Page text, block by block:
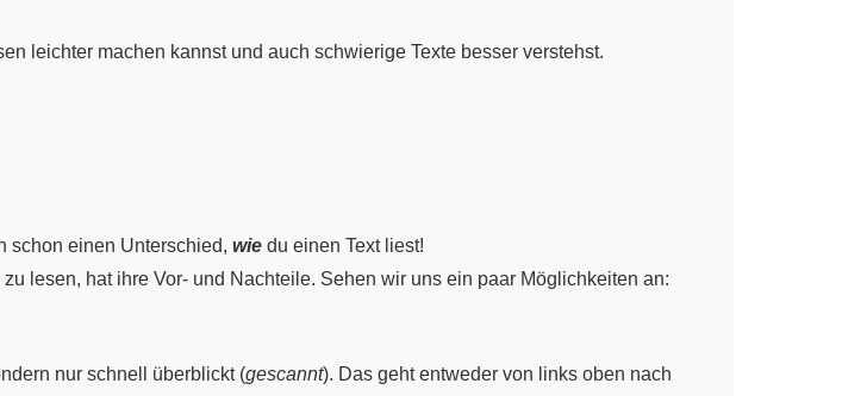
leichter machen kannst und auch schwierige Texte besser verstehst.
schon einen Unterschied, wie du einen Text liest!
lesen, hat ihre Vor- und Nachteile. Sehen wir uns ein paar Möglichkeiten an:
nur schnell überblickt (gescannt). Das geht entweder von links oben nach